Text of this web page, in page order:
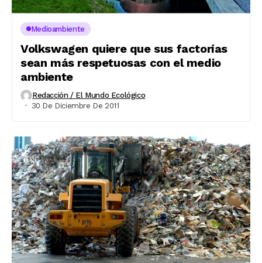
Medioambiente
Volkswagen quiere que sus factorías
sean más respetuosas con el medio
ambiente
Redacción / El Mundo Ecológico
30 De Diciembre De 2011